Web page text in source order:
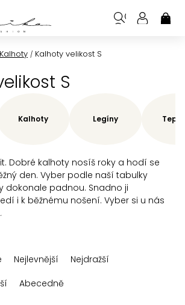
Kalhoty / Kalhoty velikost S
S
Dobré kalhoty nosíš roky a hodí se
den. Vyber podle naší tabulky
dokonale padnou. Snadno ji
i k běžnému nošení. Vyber si u nás
Kalhoty Legíny
Nejlevnější
Nejdražší
Abecedně